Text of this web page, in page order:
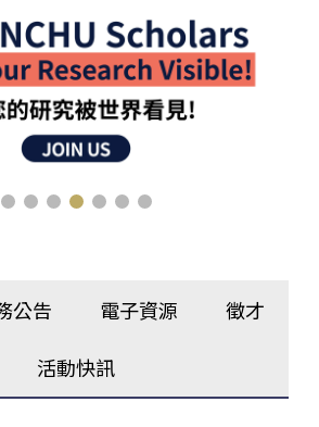
公告 電子資源 徵才
活動快訊